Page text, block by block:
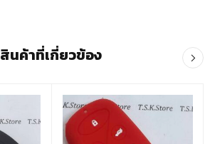
สินค้าที่เกี่ยวข้อง